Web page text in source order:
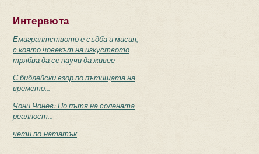
Интервюта
Емигрантството е съдба и мисия,
с която човекът на изкуството
трябва да се научи да живее
С библейски взор по пътищата на
времето...
Чони Чонев: По пътя на солената
реалност...
чети по-нататък